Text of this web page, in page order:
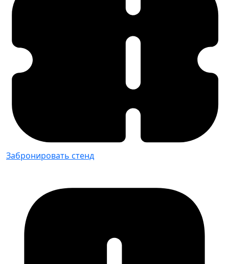
Забронировать стенд